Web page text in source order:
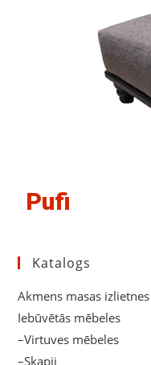
Pufi
Katalogs
Akmens masas izlietnes
Iebūvētās mēbeles
–Virtuves mēbeles
–Skapji